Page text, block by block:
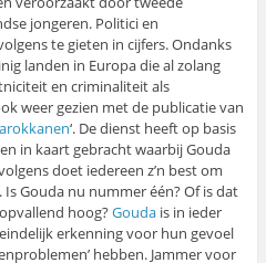
jongeren. Politici en
te gieten in cijfers. Ondanks
landen in Europa die al zolang
en criminaliteit als
weer gezien met de publicatie van
‘. De dienst heeft op basis
in kaart gebracht waarbij Gouda
doet iedereen z’n best om
Gouda nu nummer één? Of is dat
hoog?Goudais in ieder
erkenning voor hun gevoel
hebben. Jammer voor